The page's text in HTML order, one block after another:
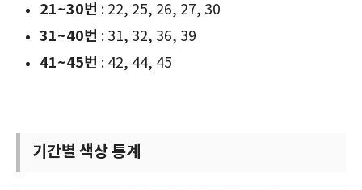
21~30번 : 22, 25, 26, 27, 30
31~40번 : 31, 32, 36, 39
41~45번 : 42, 44, 45
기간별 색상 통계